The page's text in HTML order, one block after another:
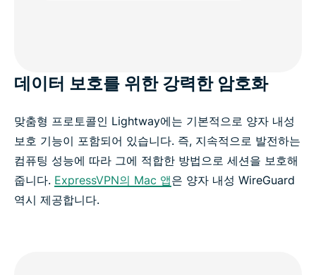
데이터 보호를 위한 강력한 암호화
맞춤형 프로토콜인 Lightway에는 기본적으로 양자 내성
보호 기능이 포함되어 있습니다. 즉, 지속적으로 발전하는
컴퓨팅 성능에 따라 그에 적합한 방법으로 세션을 보호해
줍니다. ExpressVPN의 Mac 앱은 양자 내성 WireGuard
역시 제공합니다.